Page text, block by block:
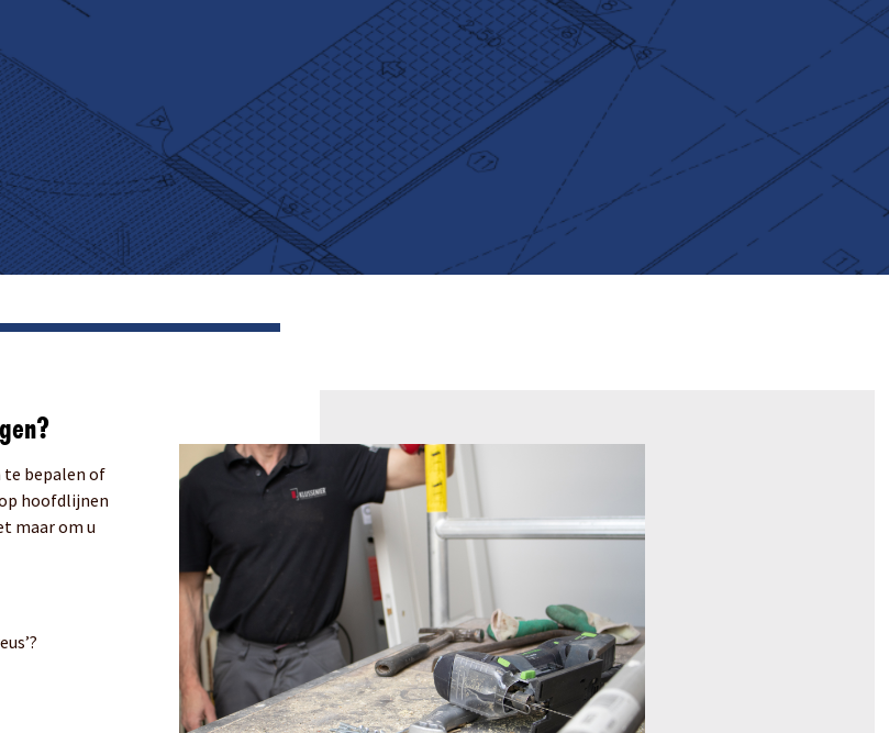
te bepalen of
hoofdlijnen
maar om u